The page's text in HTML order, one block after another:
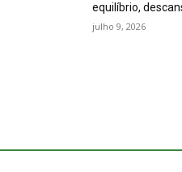
equilíbrio,
julho 9, 2026